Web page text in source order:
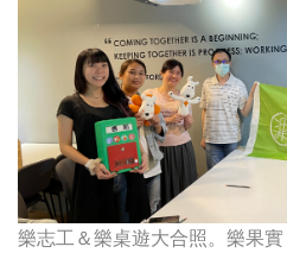
樂志工＆樂桌遊大合照。樂果